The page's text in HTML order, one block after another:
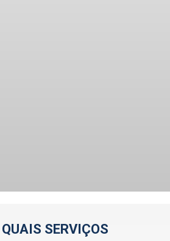
SERVIÇOS